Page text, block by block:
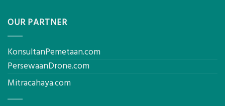
OUR PARTNER
KonsultanPemetaan.com
PersewaanDrone.com
Mitracahaya.com